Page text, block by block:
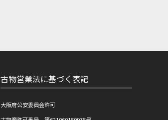
古物営業法に基づく表記
大阪府公安委員会許可